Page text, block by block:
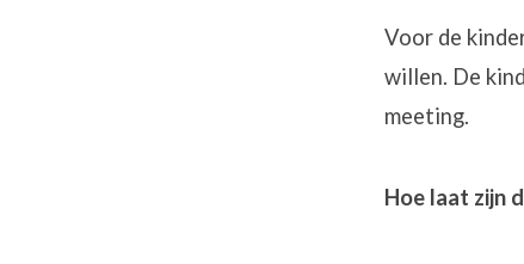
Voor de
willen. De
meeting.
Hoe laat zijn